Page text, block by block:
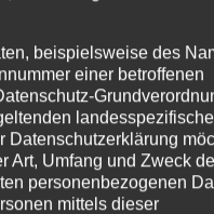
beispielsweise des
einer betroffenen
Datenschutzerklärung
Art, Umfang und Zweck
personenbezogenen
mittels dieser